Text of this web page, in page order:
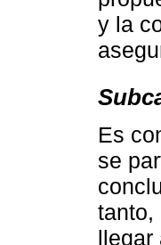
y la
Es
se
tanto,
llegar